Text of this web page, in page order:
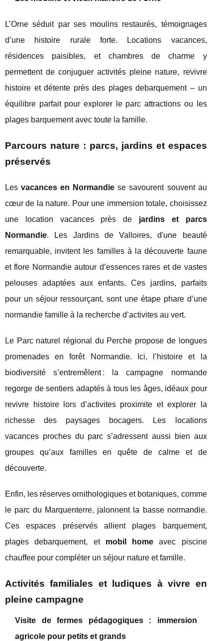
L’Orne séduit par ses moulins restaurés, témoignages
d’une histoire rurale forte. Locations vacances,
résidences paisibles, et chambres de charme y
permettent de conjuguer activités pleine nature, revivre
histoire et détente près des plages debarquement – un
équilibre parfait pour explorer le parc attractions ou les
plages barquement avec toute la famille.
Parcours nature : parcs, jardins et espaces
préservés
Lesvacances en Normandie se savourent souvent au
cœur de la nature. Pour une immersion totale, choisissez
une location vacances près de jardins et parcs
Normandie. Les Jardins de Valloires, d'une beauté
remarquable, invitent les familles à la découverte faune
et flore Normandie autour d’essences rares et de vastes
pelouses adaptées aux enfants. Ces jardins, parfaits
pour un séjour ressourçant, sont une étape phare d’une
normandie famille à la recherche d’activites au vert.
Le Parc naturel régional du Perche propose de longues
promenades en forêt Normandie. Ici, l’histoire et la
biodiversité s’entremêlent : la campagne normande
regorge de sentiers adaptés à tous les âges, idéaux pour
revivre histoire lors d’activites proximite et explorer la
richesse des paysages bocagers. Les locations
vacances proches du parc s’adressent aussi bien aux
groupes qu’aux familles en quête de calme et de
découverte.
Enfin, les réserves ornithologiques et botaniques, comme
le parc du Marquenterre, jalonnent la basse normandie.
Ces espaces préservés allient plages barquement,
plages debarquement, et mobil home avec piscine
chauffee pour compléter un séjour nature et famille.
Activités familiales et ludiques à vivre en
pleine campagne
Visite de fermes pédagogiques : immersion
agricole pour petits et grands